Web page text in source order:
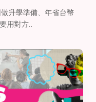
升學準備、年省台幣
用對方..